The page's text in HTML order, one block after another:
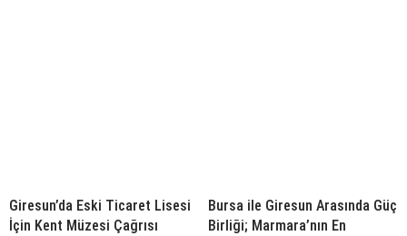
Giresun’da Eski Ticaret Lisesi
İçin Kent Müzesi Çağrısı
Bursa ile Giresun Arasında Güç
Birliği; Marmara’nın En